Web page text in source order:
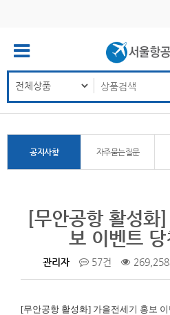
공지사항 자주묻는질문
[무안공항 활성화
보 이벤트
관리자 57건 269,258
[무안공항 활성화] 가을전세기 홍보